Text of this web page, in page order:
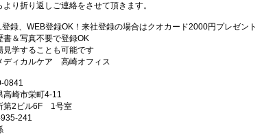
より折り返しご連絡をさせて頂きます。
録、WEB登録OK！来社登録の場合はクオカード2000円プレゼント
書＆写真不要で登録OK
見学することも可能です
ディカルケア 高崎オフィス
0841
高崎市栄町4-11
第2ビル6F 1号室
241